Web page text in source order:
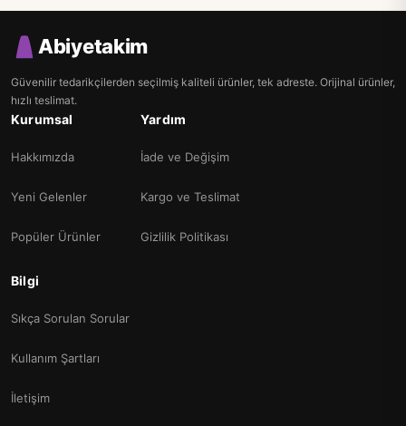
Abiyetakim
Güvenilir tedarikçilerden seçilmiş kaliteli ürünler, tek adreste. Orijinal ürünler,
hızlı teslimat.
Kurumsal
Hakkımızda
Yeni Gelenler
Popüler Ürünler
Yardım
İade ve Değişim
Kargo ve Teslimat
Gizlilik Politikası
Bilgi
Sıkça Sorulan Sorular
Kullanım Şartları
İletişim